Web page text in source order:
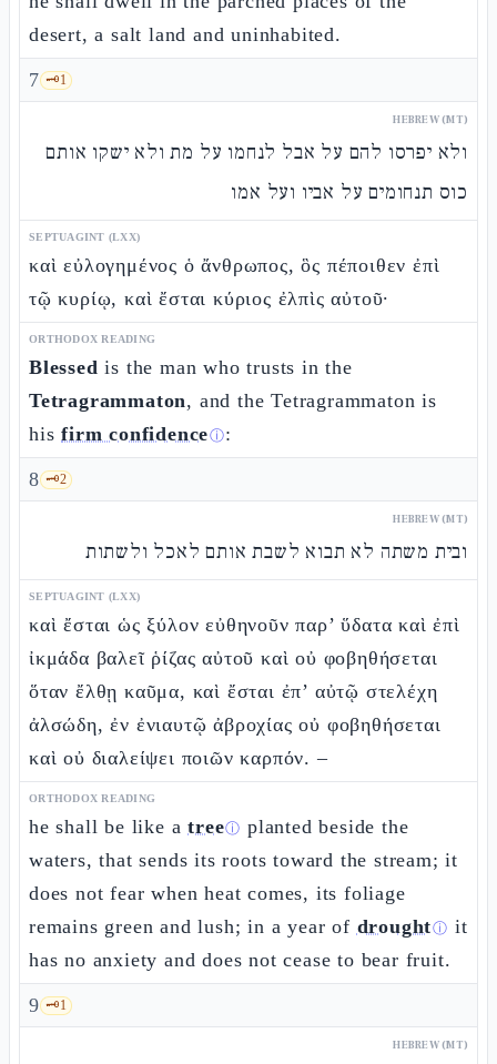
desert, a salt land and uninhabited.
7 🗝️1
HEBREW (MT)
ולא יפרסו להם על אבל לנחמו על מת ולא ישקו אותם
כוס תנחומים על אביו ועל אמו
SEPTUAGINT (LXX)
καὶ εὐλογημένος ὁ ἄνθρωπος, ὃς πέποιθεν ἐπὶ
τῷ κυρίῳ, καὶ ἔσται κύριος ἐλπὶς αὐτοῦ·
ORTHODOX READING
Blessed is the man who trusts in the
Tetragrammaton, and the Tetragrammaton is
hisfirm confidenceⓘ:
8 🗝️2
HEBREW (MT)
ובית משתה לא תבוא לשבת אותם לאכל ולשתות
SEPTUAGINT (LXX)
καὶ ἔσται ὡς ξύλον εὐθηνοῦν παρ’ ὕδατα καὶ ἐπὶ
ἰκμάδα βαλεῖ ῥίζας αὐτοῦ καὶ οὐ φοβηθήσεται
ὅταν ἔλθῃ καῦμα, καὶ ἔσται ἐπ’ αὐτῷ στελέχη
ἀλσώδη, ἐν ἐνιαυτῷ ἀβροχίας οὐ φοβηθήσεται
καὶ οὐ διαλείψει ποιῶν καρπόν. –
ORTHODOX READING
he shall be like atreeⓘ planted beside the
waters, that sends its roots toward the stream; it
does not fear when heat comes, its foliage
remains green and lush; in a year of droughtⓘ it
has no anxiety and does not cease to bear fruit.
9 🗝️1
HEBREW (MT)